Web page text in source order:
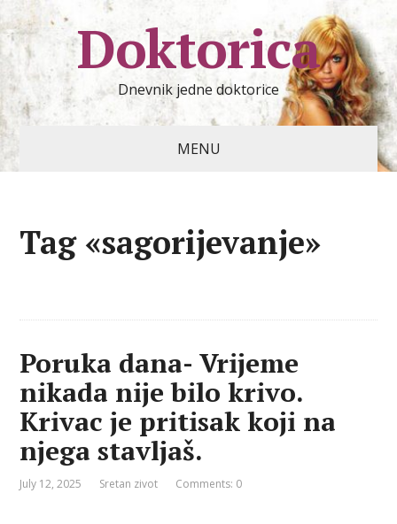
Doktorica
Dnevnik jedne doktorice
MENU
Tag «sagorijevanje»
Poruka dana- Vrijeme
nikada nije bilo krivo.
Krivac je pritisak koji na
njega stavljaš.
July 12, 2025 Sretan zivot Comments: 0